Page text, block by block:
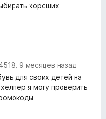
хороших
9 месяцев назад
для своих детей на
я могу проверить